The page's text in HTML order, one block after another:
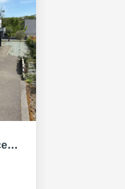
Maison Laignelet 7 pièce(s) - 6 Ch. 163.5 m2 - Garage -...